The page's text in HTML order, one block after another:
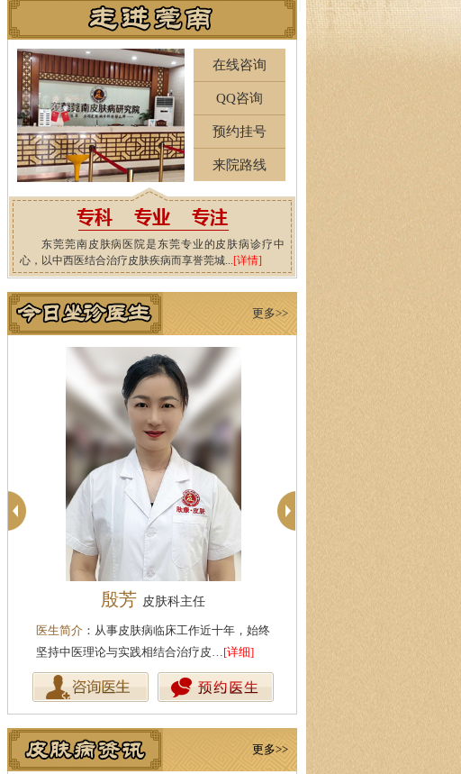
在线咨询
QQ咨询
预约挂号
来院路线
东莞莞南皮肤病医院是东莞专业的皮肤病诊疗中
心，以中西医结合治疗皮肤疾病而享誉莞城...[详情]
更多>>
近十年，始终
[详细]
柯仙花
医生简介：东莞莞南皮肤病医院皮肤科主任，
从事皮肤病临床诊疗工作多年，在…
更多>>